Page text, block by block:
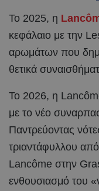
Το 2025, η
κεφάλαιο με την
αρωμάτων που
θετικά
Το 2026, η
με το νέο
Παντρεύοντας
τριαντάφυλλου
Lancôme στην
ενθουσιασμό του